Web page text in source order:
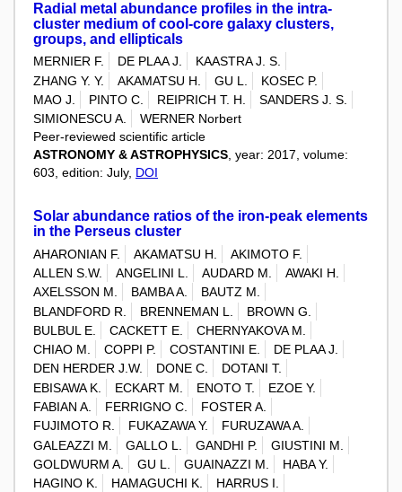
Radial metal abundance profiles in the intra-
cluster medium of cool-core galaxy clusters,
groups, and ellipticals
MERNIER F. DE PLAA J.
KAASTRA J. S.
ZHANG Y. Y.
AKAMATSU H. GU L.
KOSEC P.
MAO J.
PINTO C. REIPRICH T. H.
SANDERS J. S.
SIMIONESCU A.
WERNER Norbert
Peer-reviewed scientific article
ASTRONOMY & ASTROPHYSICS, year: 2017, volume:
603, edition: July, DOI
Solar abundance ratios of the iron-peak elements
in the Perseus cluster
AHARONIAN F. AKAMATSU H.
AKIMOTO F.
ALLEN S.W.
ANGELINI L. AUDARD M.
AWAKI H.
AXELSSON M.
BAMBA A.
BAUTZ M.
BLANDFORD R.
BRENNEMAN L.
BROWN G.
BULBUL E.
CACKETT E.
CHERNYAKOVA M.
CHIAO M.
COPPI P. COSTANTINI E.
DE PLAA J.
DEN HERDER J.W.
DONE C.
DOTANI T.
EBISAWA K.
ECKART M. ENOTO T.
EZOE Y.
FABIAN A.
FERRIGNO C.
FOSTER A.
FUJIMOTO R.
FUKAZAWA Y.
FURUZAWA A.
GALEAZZI M.
GALLO L. GANDHI P.
GIUSTINI M.
GOLDWURM A.
GU L. GUAINAZZI M.
HABA Y.
HAGINO K.
HAMAGUCHI K.
HARRUS I.